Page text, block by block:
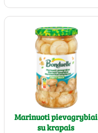
Marinuoti pievagrybiai
su krapais